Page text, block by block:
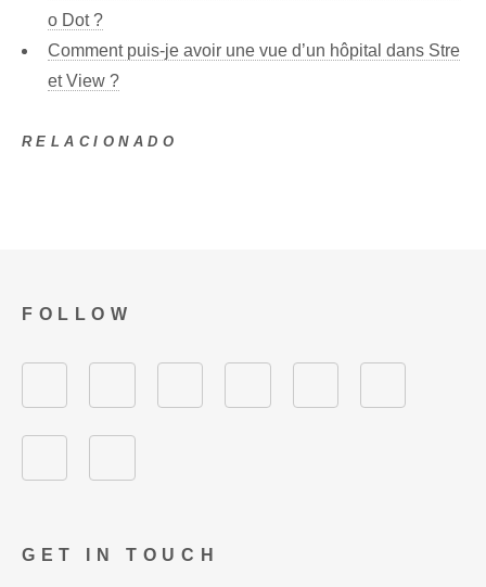
o Dot ?
Comment puis-je avoir une vue d’un hôpital dans Stre
et View ?
RELACIONADO
GET IN TOUCH
FOLLOW